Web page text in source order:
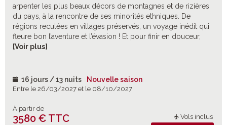
arpenter les plus beaux décors de montagnes et de rizières
du pays, à la rencontre de ses minorités ethniques. De
régions reculées en villages préservés, un voyage inédit qui
fleure bon l’aventure et l’évasion ! Et pour finir en douceur,
direction Halong pour un tête-à-tête romantique avec l’un
[Voir plus]
16 jours / 13 nuits Nouvelle saison
Entre le 26/03/2027 et le 08/10/2027
À partir de
3580 € TTC Vols inclus